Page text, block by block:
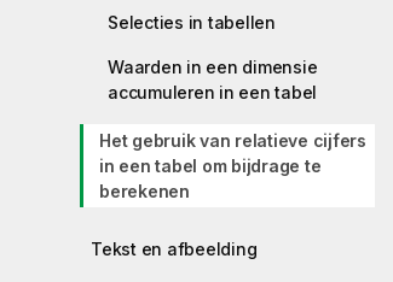
Selecties in tabellen
Waarden in een dimensie
accumuleren in een tabel
Het gebruik van relatieve cijfers
in een tabel om bijdrage te
berekenen
Tekst en afbeelding